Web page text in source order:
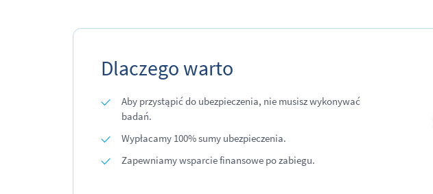
Dlaczego warto
Aby przystąpić do ubezpieczenia, nie musisz wykonywać
badań.
Wypłacamy 100% sumy ubezpieczenia.
Zapewniamy wsparcie finansowe po zabiegu.